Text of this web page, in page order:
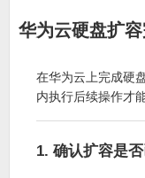
华为云硬盘扩
在华为云上完成硬
内执行后续操作才
1. 确认扩容是